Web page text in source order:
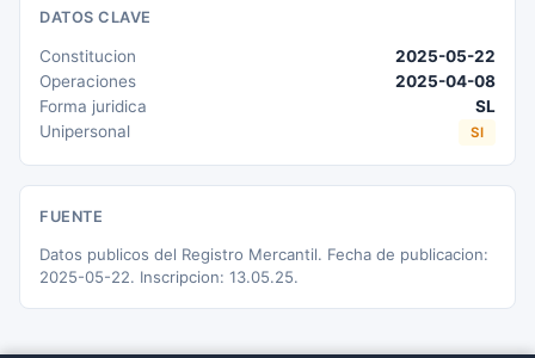
DATOS CLAVE
Constitucion
2025-05-22
Operaciones
2025-04-08
Forma juridica
SL
Unipersonal
SI
FUENTE
Datos publicos del Registro Mercantil. Fecha de publicacion:
2025-05-22. Inscripcion: 13.05.25.